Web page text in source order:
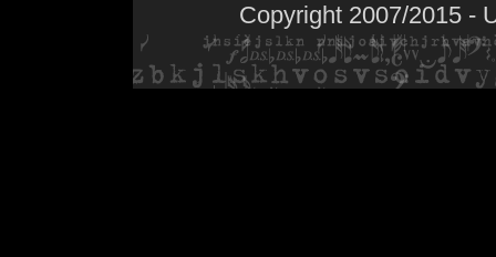
Copyright 2007/2015 -